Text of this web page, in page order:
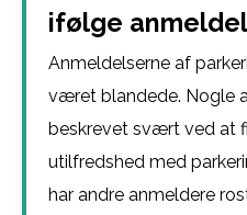
ifølge
Anmeldelserne af
været blandede. Nogle
beskrevet svært ved at
utilfredshed med
har andre anmeldere